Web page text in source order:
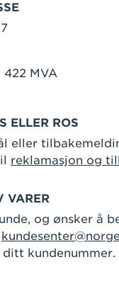
422 MVA
ELLER ROS
eller
reklamasjon og
VARER
og ønsker å
kundenummer.